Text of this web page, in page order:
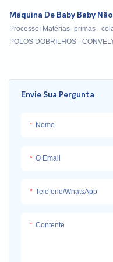
Envie Sua Pergunta
Nome
O Email
Telefone/whatsApp
Contente
Máquina De Baby Baby
Processo: Matérias -primas -
POLOS DOBRILHOS -